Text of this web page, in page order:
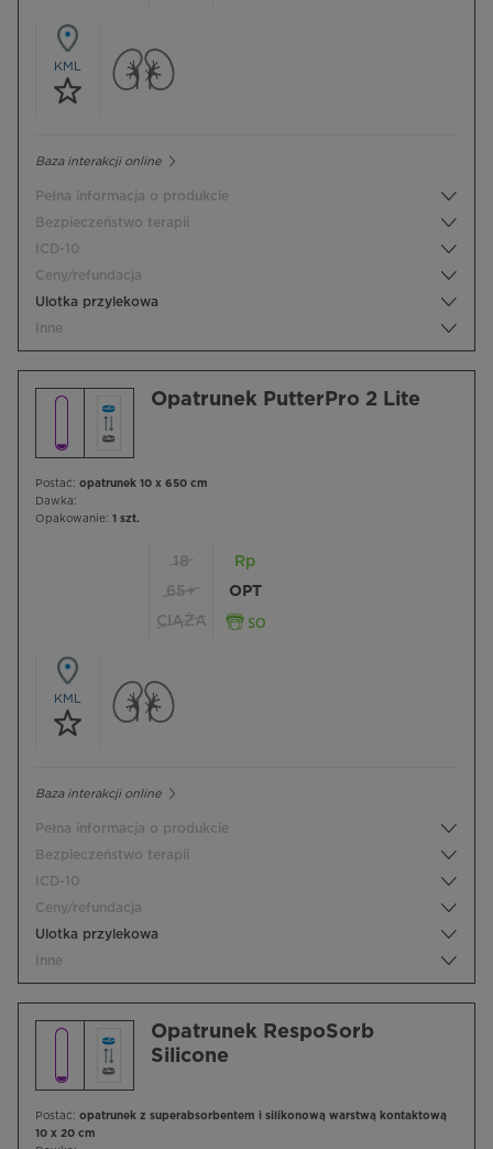
KML
Baza interakcji online
Pełna informacja o produkcie
Bezpieczeństwo terapii
ICD-10
Ceny/refundacja
Ulotka przylekowa
Inne
Opatrunek PutterPro 2 Lite
Postać: opatrunek 10 x 650 cm
Dawka:
Opakowanie: 1 szt.
18
65+
CIĄŻA
Rp
OPT
KML
Baza interakcji online
Pełna informacja o produkcie
Bezpieczeństwo terapii
ICD-10
Ceny/refundacja
Ulotka przylekowa
Inne
Opatrunek RespoSorb
Silicone
Postać: opatrunek z superabsorbentem i silikonową warstwą kontaktową
10 x 20 cm